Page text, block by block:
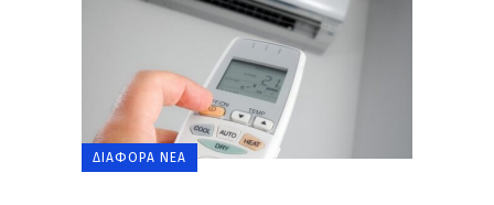
ΔΙΆΦΟΡΑ ΝΈΑ